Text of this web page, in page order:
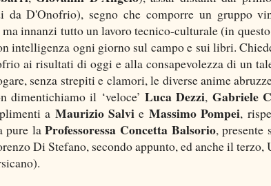
da D'Onofrio), segno che comporre un gruppo
innanzi tutto un lavoro tecnico-culturale (in
intelligenza ogni giorno sul campo e sui libri.
ai risultati di oggi e alla consapevolezza di un
senza strepiti e clamori, le diverse anime
dimentichiamo il ‘veloce’ Luca Dezzi, Gabriele
a Maurizio Salvi e Massimo Pompei,
pure laProfessoressa Concetta Balsorio, presente
Di Stefano, secondo appunto, ed anche il